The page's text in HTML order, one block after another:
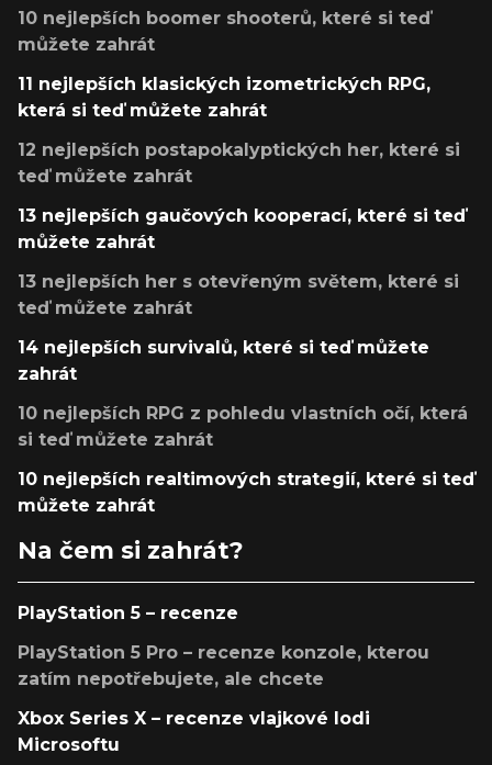
10 nejlepších boomer shooterů, které si teď
můžete zahrát
11 nejlepších klasických izometrických RPG,
která si teď můžete zahrát
12 nejlepších postapokalyptických her, které si
teď můžete zahrát
13 nejlepších gaučových kooperací, které si teď
můžete zahrát
13 nejlepších her s otevřeným světem, které si
teď můžete zahrát
14 nejlepších survivalů, které si teď můžete
zahrát
10 nejlepších RPG z pohledu vlastních očí, která
si teď můžete zahrát
10 nejlepších realtimových strategií, které si teď
můžete zahrát
Na čem si zahrát?
PlayStation 5 – recenze
PlayStation 5 Pro – recenze konzole, kterou
zatím nepotřebujete, ale chcete
Xbox Series X – recenze vlajkové lodi
Microsoftu